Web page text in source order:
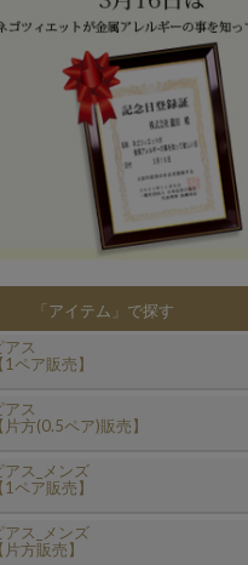
「アイテム」で探す
アス
【1ペア販売】
アス
【片方(0.5ペア)販売】
アス_メンズ
【1ペア販売】
アス_メンズ
【片方販売】